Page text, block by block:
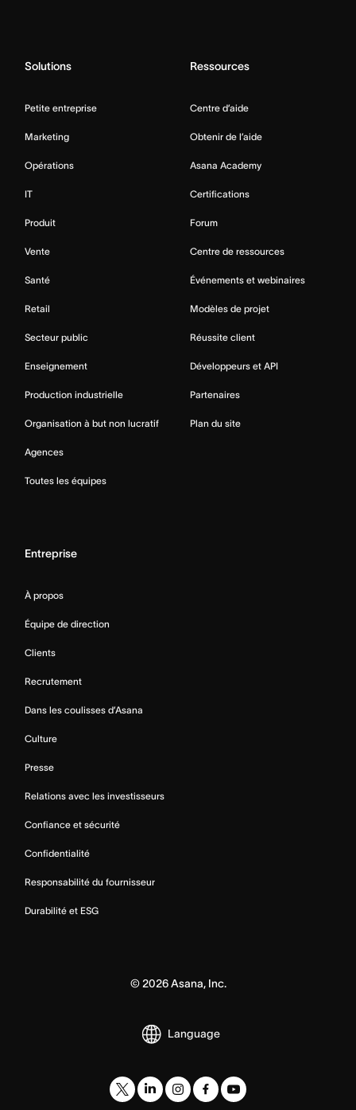
Solutions
Petite entreprise
Marketing
Opérations
IT
Produit
Vente
Santé
Retail
Secteur public
Enseignement
Production industrielle
Organisation à but non lucratif
Agences
Toutes les équipes
Ressources
Centre d’aide
Obtenir de l’aide
Asana Academy
Certifications
Forum
Centre de ressources
Événements et webinaires
Modèles de projet
Réussite client
Développeurs et API
Partenaires
Plan du site
Entreprise
À propos
Équipe de direction
Clients
Recrutement
Dans les coulisses d’Asana
Culture
Presse
Relations avec les investisseurs
Confiance et sécurité
Confidentialité
Responsabilité du fournisseur
Durabilité et ESG
© 2026Asana, Inc.
Language